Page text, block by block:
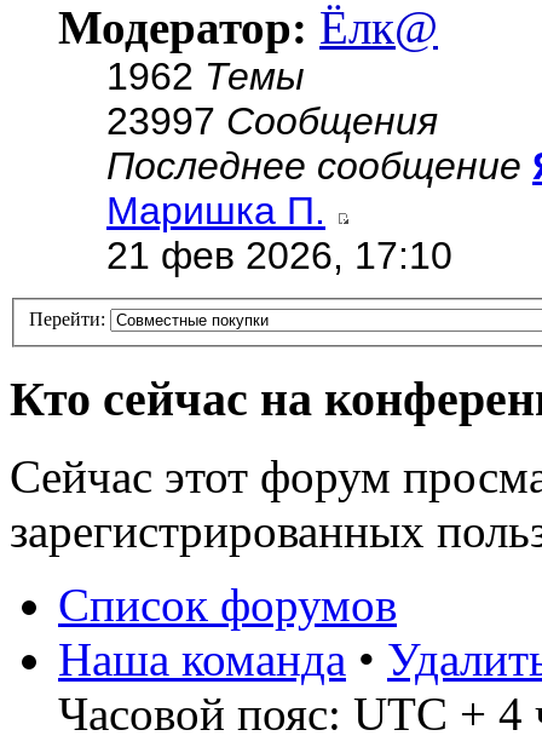
Модератор: Ёлк@
1962 Темы
23997 Сообщения
Последнее сообщение
Маришка П.
21 фев 2026, 17:10
Перейти:
Кто сейчас на
Сейчас этот форум
зарегистрированных
Список форумов
Наша команда •
Часовой пояс: UTC + 4